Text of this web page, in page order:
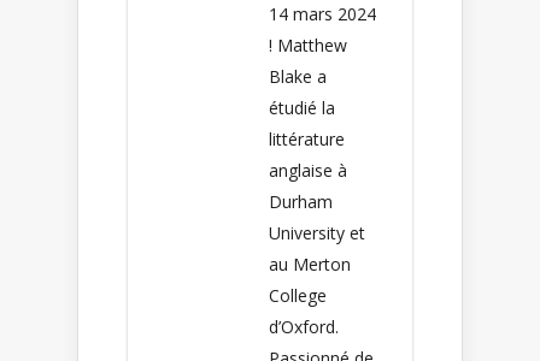
14 mars 2024
! Matthew
Blake a
étudié la
littérature
anglaise à
Durham
University et
au Merton
College
d’Oxford.